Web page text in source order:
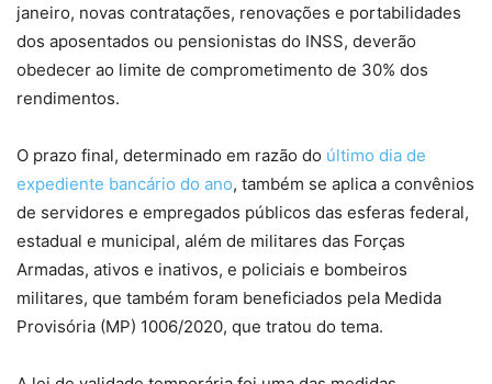
janeiro, novas contratações, renovações e portabilidades
dos aposentados ou pensionistas do INSS, deverão
obedecer ao limite de comprometimento de 30% dos
rendimentos.
O prazo final, determinado em razão do último dia de
expediente bancário do ano, também se aplica a convênios
de servidores e empregados públicos das esferas federal,
estadual e municipal, além de militares das Forças
Armadas, ativos e inativos, e policiais e bombeiros
militares, que também foram beneficiados pela Medida
Provisória (MP) 1006/2020, que tratou do tema.